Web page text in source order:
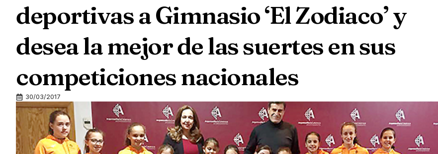
deportivas a Gimnasio ‘El Zodiaco’ y
desea la mejor de las suertes en sus
competiciones nacionales
30/03/2017